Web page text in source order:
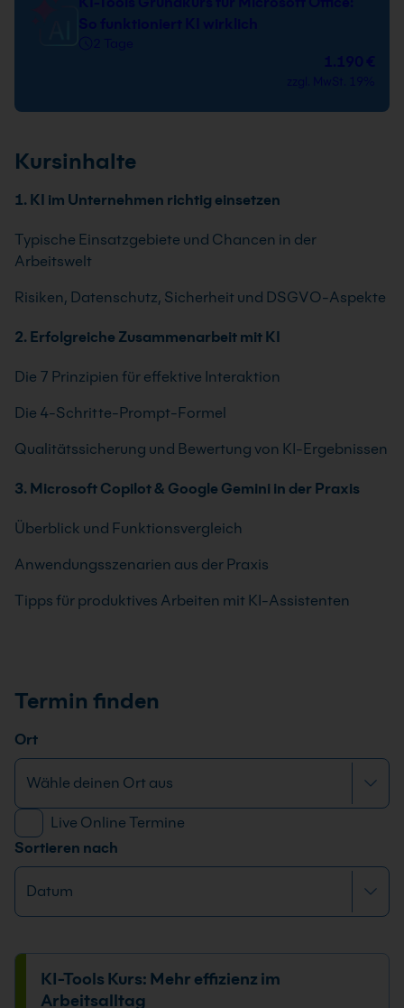
Kursinhalte
1. KI im Unternehmen richtig einsetzen
Typische Einsatzgebiete und Chancen in der
Arbeitswelt
Risiken, Datenschutz, Sicherheit und DSGVO-Aspekte
2. Erfolgreiche Zusammenarbeit mit KI
Die 7 Prinzipien für effektive Interaktion
Die 4-Schritte-Prompt-Formel
Qualitätssicherung und Bewertung von KI-Ergebnissen
3. Microsoft Copilot & Google Gemini in der Praxis
Überblick und Funktionsvergleich
Anwendungsszenarien aus der Praxis
Tipps für produktives Arbeiten mit KI-Assistenten
Termin finden
Ort
Live Online Termine
Sortieren nach
KI-Tools Kurs: Mehr effizienz im
Arbeitsalltag